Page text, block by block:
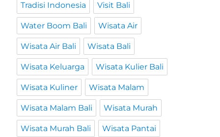
Tradisi Indonesia Visit Bali
Water Boom Bali Wisata Air
Wisata Air Bali Wisata Bali
Wisata Keluarga Wisata Kulier Bali
Wisata Kuliner Wisata Malam
Wisata Malam Bali Wisata Murah
Wisata Murah Bali Wisata Pantai